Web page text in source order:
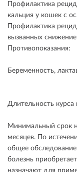
Профилактика
кальция у кошек с
Профилактика
вызванных
Противопоказания:
Беременность,
Длительность курса
Минимальный срок
месяцев. По
общее
болезнь
назначают для